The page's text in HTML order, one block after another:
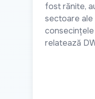
fost rănite,
sectoare ale
relatează